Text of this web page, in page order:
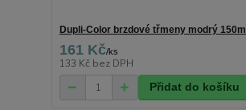
Dupli-Color brzdové třmeny modrý 150ml
161 Kč/ks
133 Kč bez DPH
Přidat do košíku